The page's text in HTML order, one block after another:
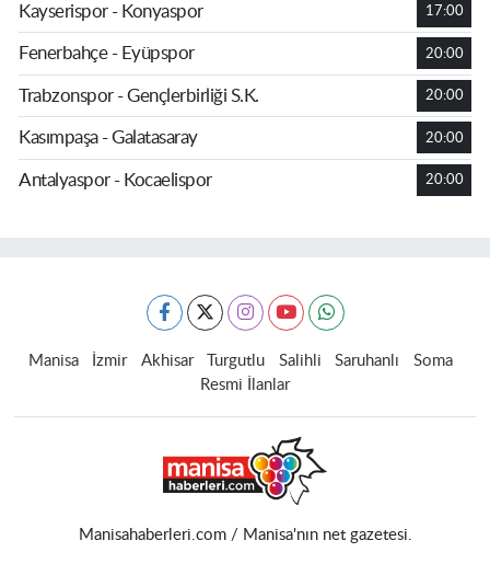
Kayserispor - Konyaspor
17:00
Fenerbahçe - Eyüpspor 20:00
Trabzonspor - Gençlerbirliği S.K. 20:00
Kasımpaşa - Galatasaray 20:00
Antalyaspor - Kocaelispor 20:00
Manisa İzmir Akhisar Turgutlu Salihli Saruhanlı
Soma
Resmi İlanlar
Manisahaberleri.com / Manisa'nın net gazetesi.